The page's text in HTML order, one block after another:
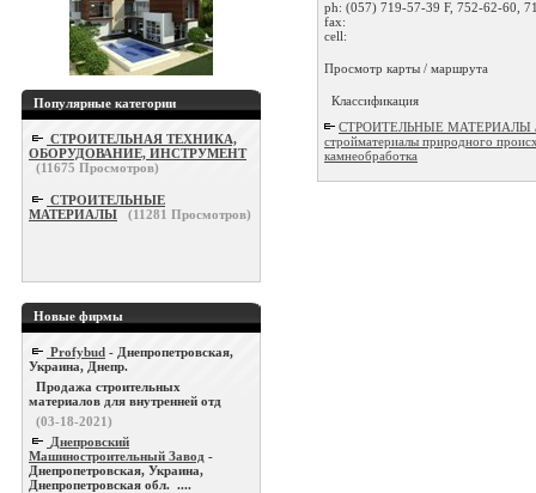
Популярные категории
СТРОИТЕЛЬНАЯ ТЕХНИКА,
ОБОРУДОВАНИЕ, ИНСТРУМЕНТ
(11675 Просмотров)
СТРОИТЕЛЬНЫЕ
МАТЕРИАЛЫ
(11281 Просмотров)
Новые фирмы
Profybud - Днепропетровская,
Украина, Днепр.
Продажа строительных
материалов для внутренней отд
(03-18-2021)
Днепровский
Машиностроительный Завод -
Днепропетровская, Украина,
Днепропетровская обл. ....
ph: (057) 719-57-39 F, 752-62-60,
fax:
cell:
Просмотр карты / маршрута
Классификация
СТРОИТЕЛЬНЫЕ МАТЕРИАЛЫ
стройматериалы природного
камнеобработка